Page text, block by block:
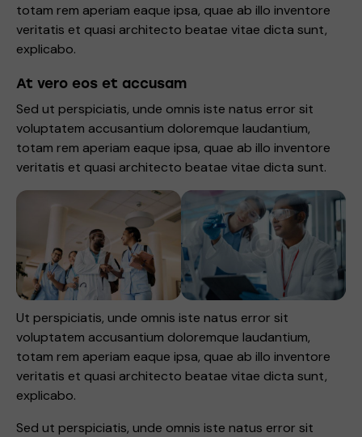
totam rem aperiam eaque ipsa, quae ab illo inventore
veritatis et quasi architecto beatae vitae dicta sunt,
explicabo.
At vero eos et accusam
Sed ut perspiciatis, unde omnis iste natus error sit
voluptatem accusantium doloremque laudantium,
totam rem aperiam eaque ipsa, quae ab illo inventore
veritatis et quasi architecto beatae vitae dicta sunt.
Ut perspiciatis, unde omnis iste natus error sit
voluptatem accusantium doloremque laudantium,
totam rem aperiam eaque ipsa, quae ab illo inventore
veritatis et quasi architecto beatae vitae dicta sunt,
explicabo.
Sed ut perspiciatis, unde omnis iste natus error sit